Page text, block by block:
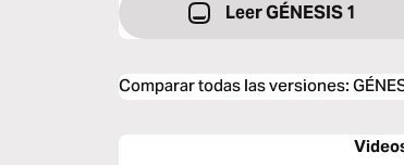
Leer GÉNESIS 1
Comparar todas las versiones: